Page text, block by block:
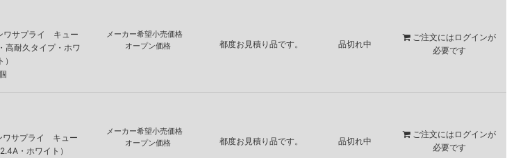
ワサプライ キュー
高耐久タイプ・ホワ
）
メーカー希望小売価格
オープン価格
都度お見積り品です。 品切れ中
ご注文には ログインが
必要です
ワサプライ キュー
・ホワイト）
メーカー希望小売価格
オープン価格
都度お見積り品です。 品切れ中
ご注文には ログインが
必要です